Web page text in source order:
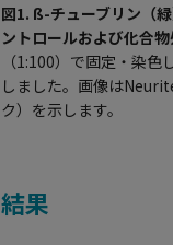
図1. ß-チューブリン（
ントロールおよび化合
（1:100）で固定・染
しました。画像は
ク）を示します。
結果